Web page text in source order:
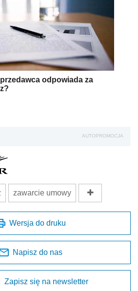
odpowiada za
AUTOPROMOCJA
zawarcie umowy
Wersja do druku
Napisz do nas
Zapisz się na newsletter